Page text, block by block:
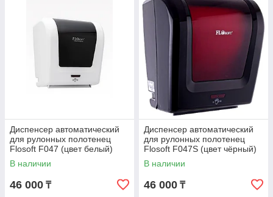
Диспенсер автоматический
для рулонных полотенец
Flosoft F047 (цвет белый)
В наличии
46 000 ₸
Диспенсер автоматический
для рулонных полотенец
Flosoft F047S (цвет чёрный)
В наличии
46 000 ₸